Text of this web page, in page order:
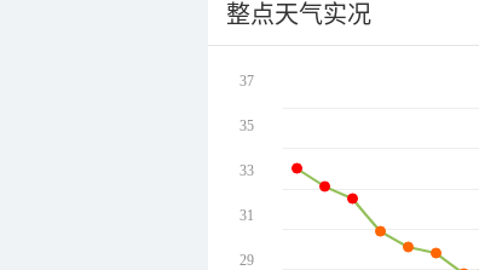
整点天气实况
37
35
33
31
29